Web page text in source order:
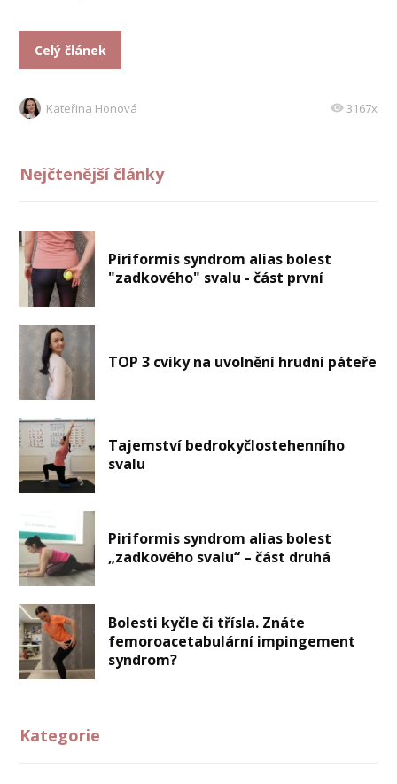
Celý článek
Kateřina Honová 3167x
Nejčtenější články
Piriformis syndrom alias bolest
"zadkového" svalu - část první
TOP 3 cviky na uvolnění hrudní páteře
Tajemství bedrokyčlostehenního
svalu
Piriformis syndrom alias bolest
„zadkového svalu“ – část druhá
Bolesti kyčle či třísla. Znáte
femoroacetabulární impingement
syndrom?
Kategorie